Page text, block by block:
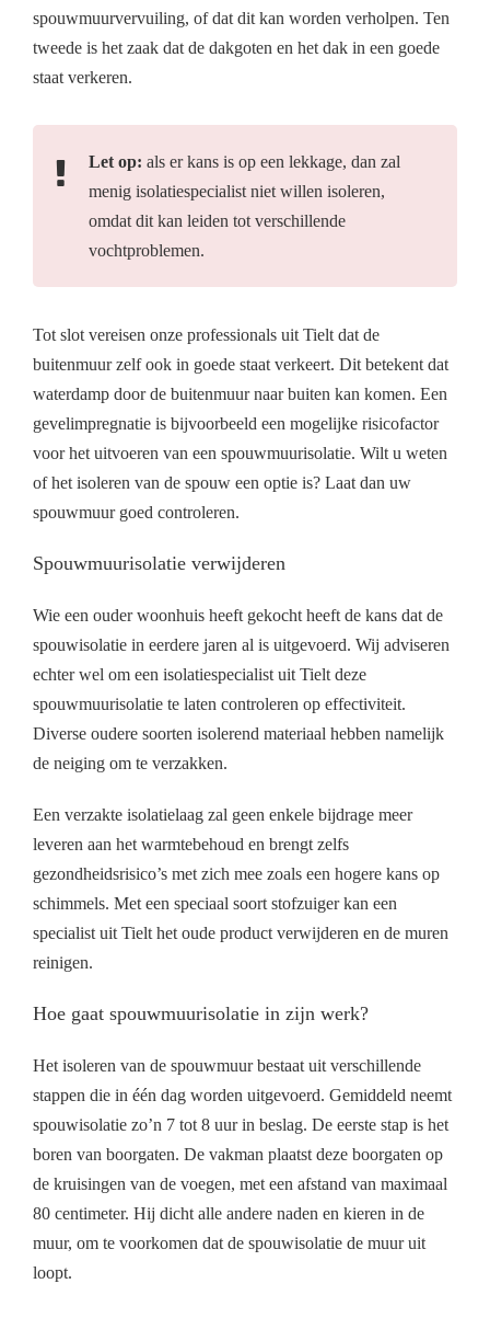
spouwmuurvervuiling, of dat dit kan worden verholpen. Ten
tweede is het zaak dat de dakgoten en het dak in een goede
staat verkeren.
Let op: als er kans is op een lekkage, dan zal
menig isolatiespecialist niet willen isoleren,
omdat dit kan leiden tot verschillende
vochtproblemen.
Tot slot vereisen onze professionals uit Tielt dat de
buitenmuur zelf ook in goede staat verkeert. Dit betekent dat
waterdamp door de buitenmuur naar buiten kan komen. Een
gevelimpregnatie is bijvoorbeeld een mogelijke risicofactor
voor het uitvoeren van een spouwmuurisolatie. Wilt u weten
of het isoleren van de spouw een optie is? Laat dan uw
spouwmuur goed controleren.
Spouwmuurisolatie verwijderen
Wie een ouder woonhuis heeft gekocht heeft de kans dat de
spouwisolatie in eerdere jaren al is uitgevoerd. Wij adviseren
echter wel om een isolatiespecialist uit Tielt deze
spouwmuurisolatie te laten controleren op effectiviteit.
Diverse oudere soorten isolerend materiaal hebben namelijk
de neiging om te verzakken.
Een verzakte isolatielaag zal geen enkele bijdrage meer
leveren aan het warmtebehoud en brengt zelfs
gezondheidsrisico’s met zich mee zoals een hogere kans op
schimmels. Met een speciaal soort stofzuiger kan een
specialist uit Tielt het oude product verwijderen en de muren
reinigen.
Hoe gaat spouwmuurisolatie in zijn werk?
Het isoleren van de spouwmuur bestaat uit verschillende
stappen die in één dag worden uitgevoerd. Gemiddeld neemt
spouwisolatie zo’n 7 tot 8 uur in beslag. De eerste stap is het
boren van boorgaten. De vakman plaatst deze boorgaten op
de kruisingen van de voegen, met een afstand van maximaal
80 centimeter. Hij dicht alle andere naden en kieren in de
muur, om te voorkomen dat de spouwisolatie de muur uit
loopt.